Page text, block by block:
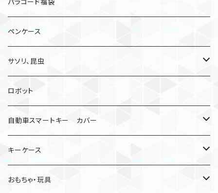
パラコード福袋
ペンケース
サソリ、昆虫
サソリ
クモ
ロボット
自動車スマートキー カバー
日産
キーケース
MDF材
おもちゃ・玩具